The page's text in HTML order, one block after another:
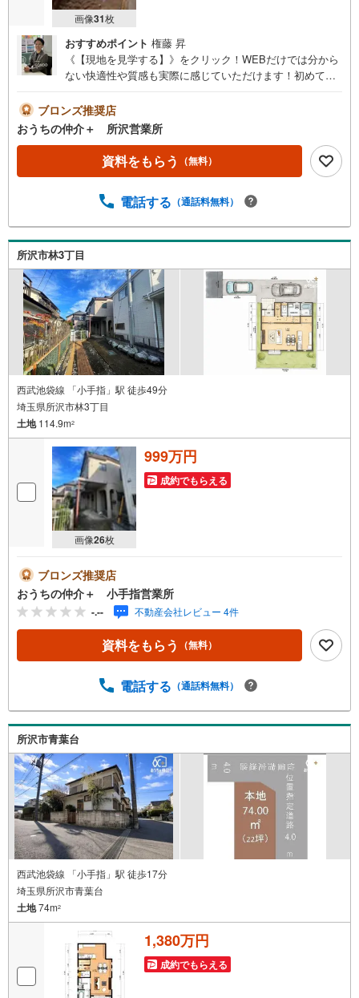
画像31枚
おすすめポイント 権藤 昇
《【現地を見学する】》をクリック！WEBだけでは分から
ない快適性や質感も実際に感じていただけます！初めて購
説明いたします！事前に知りたい情報をいただけました
ら、当日詳しいご説明をさせていただきます！ぜひ
《【現地を見学する】》をクリックしご予約ください！■
【営業時間 10:00～20:00】営業時間内にお電話いただけ
ましたらスムーズにご対応可能です■物件資料のご請求もお
紹介いたします！【オンラインでのご相談、見学が可能 】
お気軽にお問い合わせ下さい※物件によっては対応できない
場合もございます■不動産のご購入・ご相談は《アークレス
ト》にお任せください住宅購入は『一生の買い物』と言わ
れており、さまざまな不安やお悩みがつきものですよ
ね・・・まずは、私たちにご相談くださ
い！.・。.・。.・。.・。.・。.
ブロンズ推奨店
おうちの仲介＋ 所沢営業所
資料をもらう （無料）
電話する （通話料無料）
所沢市林3丁目
西武池袋線 「小手指」駅 徒歩49分
埼玉県所沢市林3丁目
土地114.9m2
画像26枚
999万円
成約でもらえる
ブロンズ推奨店
おうちの仲介＋ 小手指営業所
-.-- 不動産会社レビュー 4件
資料をもらう （無料）
電話する （通話料無料）
所沢市青葉台
西武池袋線 「小手指」駅 徒歩17分
埼玉県所沢市青葉台
土地74m2
1,380万円
成約でもらえる